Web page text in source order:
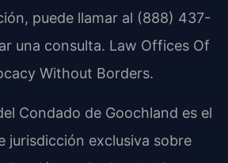
puede llamar al (888) 437-
una consulta. Law Offices Of
Without Borders.
Condado de Goochland es el
jurisdicción exclusiva sobre